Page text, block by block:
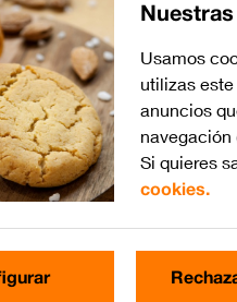
Usamos
utilizas
anuncios
Si quieres
cookies.